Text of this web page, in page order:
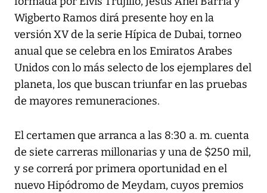
Wigberto Ramos dirá presente hoy en la
versión XV de la serie Hípica de Dubai, torneo
anual que se celebra en los Emiratos Arabes
Unidos con lo más selecto de los ejemplares del
planeta, los que buscan triunfar en las pruebas
de mayores remuneraciones.
El certamen que arranca a las 8:30 a. m. cuenta
de siete carreras millonarias y una de $250 mil,
y se correrá por primera oportunidad en el
nuevo Hipódromo de Meydam, cuyos premios